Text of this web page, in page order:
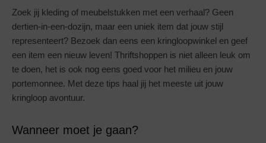
Zoek jij kleding of meubelstukken met een verhaal? Geen
dertien-in-een-dozijn, maar een uniek item dat jouw stijl
representeert? Bezoek dan eens een kringloopwinkel en geef
een item een nieuw leven! Thriftshoppen is niet alleen leuk om
te doen, het is ook nog eens goed voor het milieu en jouw
portemonnee. Met deze tips haal jij het meeste uit jouw
kringloop avontuur.
Wanneer moet je gaan?